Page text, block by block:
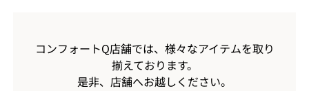
コンフォートQ店舗では、様々なアイテムを取り
揃えております。
是非、店舗へお越しください。